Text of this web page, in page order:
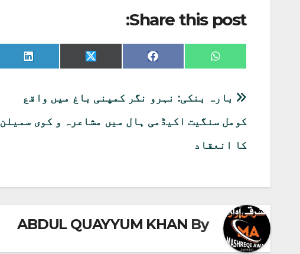
Share this post:
Share
on
Share
on
Share
on
Share
on
پوسٹوں
کی
نیویگیشن
بارہ بنکی: نہرو نگر کمپنی باغ میں واقع
کومل سنگیت اکیڈمی ہال میں مشاعرہ و کوی سمیلن
کا انعقاد
By
ABDUL QUAYYUM KHAN